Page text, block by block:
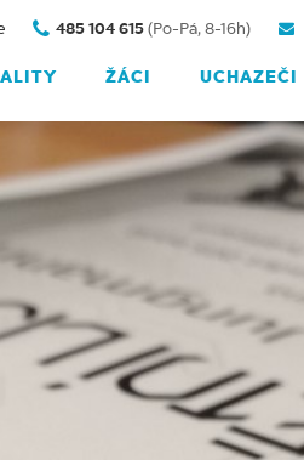
ŽÁCI UCHAZEČI
485 104 615 (Po-Pá, 8-16h)